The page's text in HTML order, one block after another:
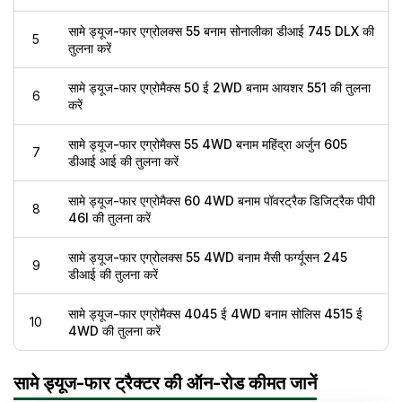
5
सामे ड्यूज-फार एग्रोलक्स 55 बनाम सोनालीका डीआई 745 DLX की
तुलना करें
6
सामे ड्यूज-फार एग्रोमैक्स 50 ई 2WD बनाम आयशर 551 की तुलना
करें
7
सामे ड्यूज-फार एग्रोमैक्स 55 4WD बनाम महिंद्रा अर्जुन 605
डीआई आई की तुलना करें
8
सामे ड्यूज-फार एग्रोमैक्स 60 4WD बनाम पॉवरट्रैक डिजिट्रैक पीपी
46I की तुलना करें
9
सामे ड्यूज-फार एग्रोलक्स 55 4WD बनाम मैसी फर्ग्यूसन 245
डीआई की तुलना करें
10
सामे ड्यूज-फार एग्रोमैक्स 4045 ई 4WD बनाम सोलिस 4515 ई
4WD की तुलना करें
सामे ड्यूज-फार ट्रैक्टर की ऑन-रोड कीमत जानें